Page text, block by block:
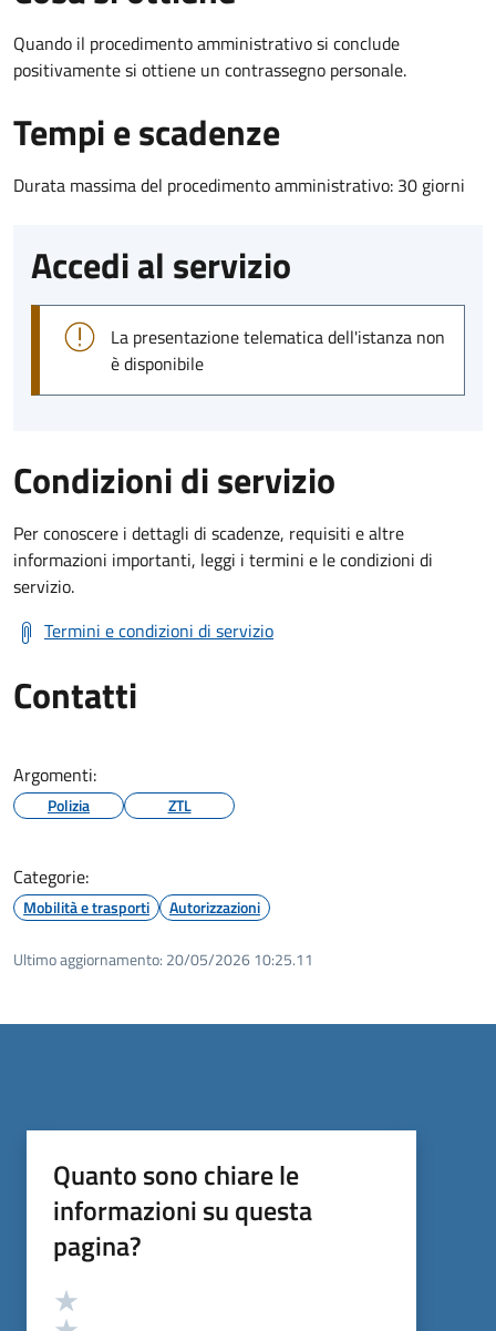
Quando il procedimento amministrativo si conclude
positivamente si ottiene un contrassegno personale.
Tempi e scadenze
Durata massima del procedimento amministrativo: 30 giorni
Accedi al servizio
La presentazione telematica dell'istanza non
è disponibile
Condizioni di servizio
Per conoscere i dettagli di scadenze, requisiti e altre
informazioni importanti, leggi i termini e le condizioni di
servizio.
Termini e condizioni di servizio
Contatti
Argomenti:
Polizia ZTL
Categorie:
Mobilità e trasporti Autorizzazioni
Ultimo aggiornamento: 20/05/2026 10:25.11
Quanto sono chiare le
informazioni su questa
pagina?
Valutazione